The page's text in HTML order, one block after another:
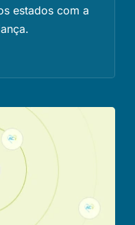
estados com a